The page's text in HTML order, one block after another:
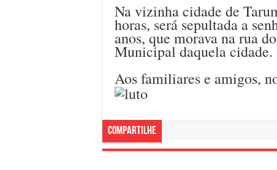
Na vizinha cidade de
horas, será sepultada a
anos, que morava na rua
Municipal daquela cidade.
Aos familiares e amigos,
Compartilhe